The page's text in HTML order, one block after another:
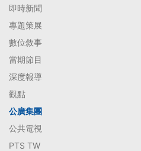
即時新聞
專題策展
數位敘事
當期節目
深度報導
觀點
公廣集團
公共電視
PTS TW